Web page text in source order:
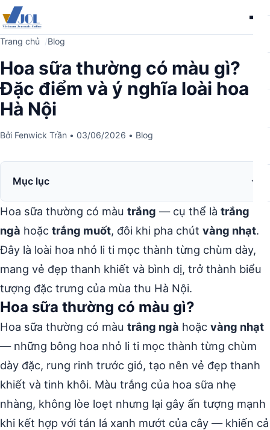
Trang chủ Blog
Hoa sữa thường có màu gì?
Đặc điểm và ý nghĩa loài hoa
Hà Nội
Bởi Fenwick Trần • 03/06/2026 • Blog
Mục lục
Hoa sữa thường có màu trắng — cụ thể là trắng
ngà hoặc trắng muốt, đôi khi pha chút vàng nhạt.
Đây là loài hoa nhỏ li ti mọc thành từng chùm dày,
mang vẻ đẹp thanh khiết và bình dị, trở thành biểu
tượng đặc trưng của mùa thu Hà Nội.
Hoa sữa thường có màu gì?
Hoa sữa thường có màu trắng ngà hoặc vàng nhạt
— những bông hoa nhỏ li ti mọc thành từng chùm
dày đặc, rung rinh trước gió, tạo nên vẻ đẹp thanh
khiết và tinh khôi. Màu trắng của hoa sữa nhẹ
nhàng, không lòe loẹt nhưng lại gây ấn tượng mạnh
khi kết hợp với tán lá xanh mướt của cây — khiến cả